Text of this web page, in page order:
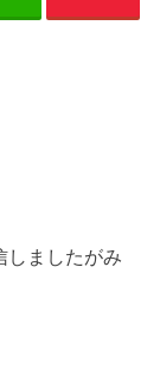
しましたがみ